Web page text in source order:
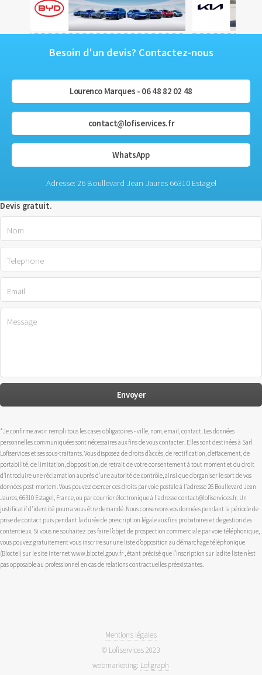
Besoin d'un devis? Contactez-nous
Lourenco Marques - 06 48 82 02 48
contact@lofiservices.fr
WhatsApp
Adresse: 26 Boullevard Jean Jaures 66310 Estagel
Devis gratuit.
*Je confirme avoir rempli tous les cases obligatoires - ville, nom, email, contact. Les données
personnelles communiquées sont nécessaires aux fins de vous contacter. Elles sont destinées à Sarl
Lofiservices et ses sous-traitants. Vous disposez de droits d’accès, de rectification, d’effacement, de
portabilité, de limitation, d’opposition, de retrait de votre consentement à tout moment et du droit
d’introduire une réclamation auprès d’une autorité de contrôle, ainsi que d’organiser le sort de vos
données post-mortem. Vous pouvez exercer ces droits par voie postale à l'adresse 26 Boullevard Jean
Jaures, 66310 Estagel, France, ou par courrier électronique à l'adresse contact@lofiservices.fr. Un
justificatif d'identité pourra vous être demandé. Nous conservons vos données pendant la période de
prise de contact puis pendant la durée de prescription légale aux fins probatoires et de gestion des
contentieux. Si vous ne souhaitez pas faire l’objet de prospection commerciale par voie téléphonique,
vous pouvez gratuitement vous inscrire sur une liste d’opposition au démarchage téléphonique
(Bloctel) sur le site internet www.bloctel.gouv.fr , étant précisé que l’inscription sur ladite liste n’est
pas opposable au professionnel en cas de relations contractuelles préexistantes.
Mentions légales
© Lofiservices 2023
webmarketing: Lofigraph